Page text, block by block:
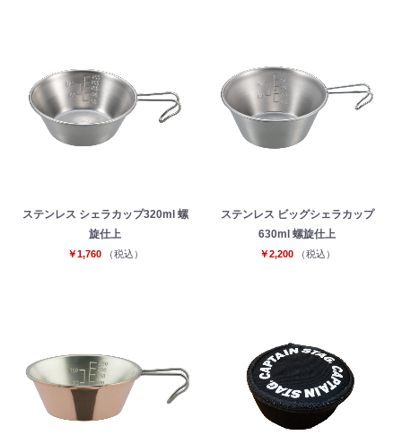
ステンレス シェラカップ320ml 螺
旋仕上
￥1,760 （税込）
ステンレス ビッグシェラカップ
630ml 螺旋仕上
￥2,200 （税込）